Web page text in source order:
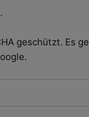
geschützt. Es